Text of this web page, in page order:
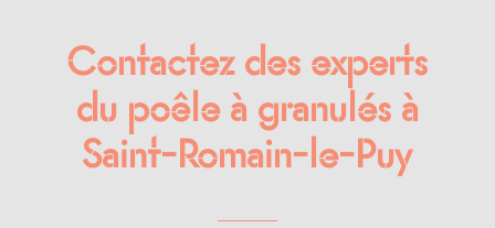
Contactez des experts
du poêle à granulés à
Saint-Romain-le-Puy